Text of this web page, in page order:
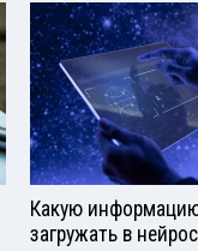
Какую
загружать в